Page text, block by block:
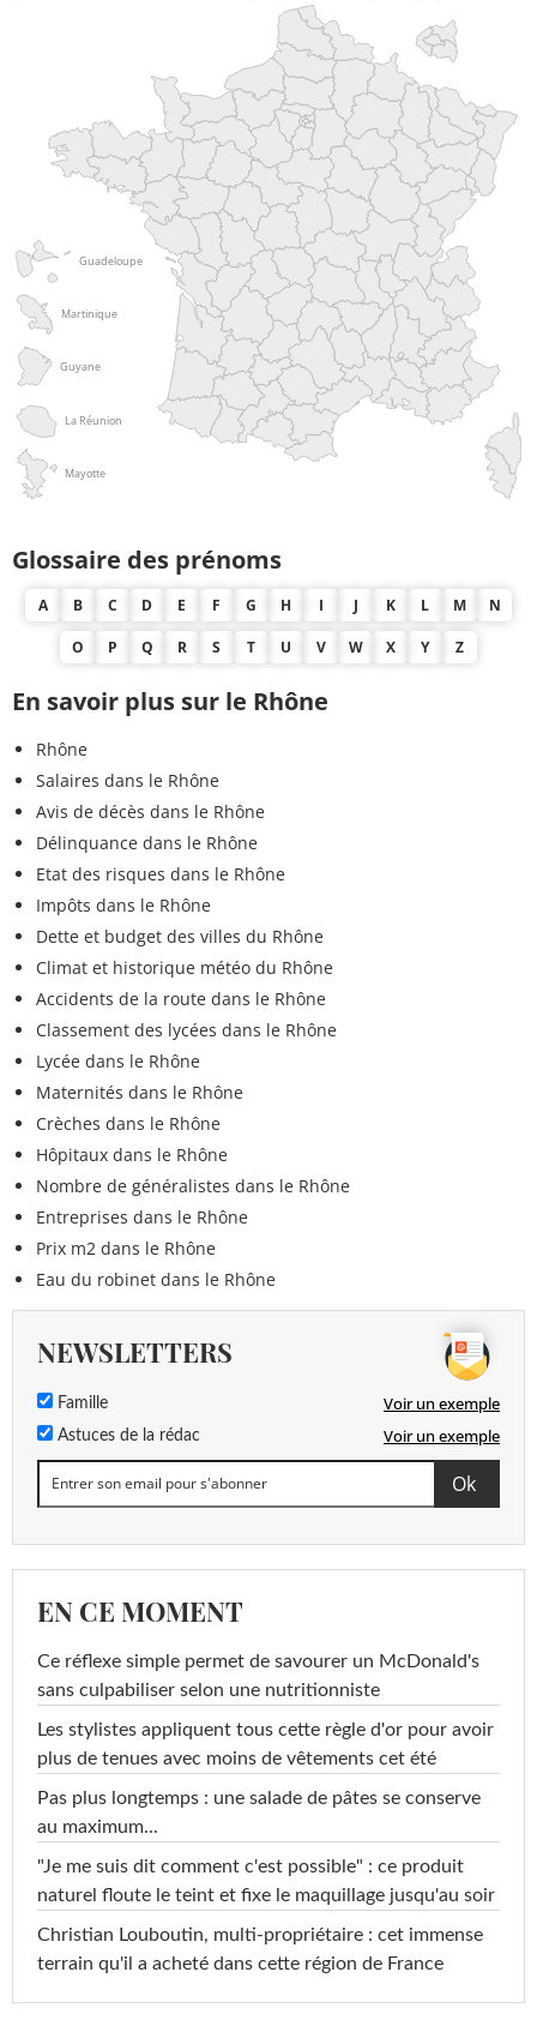
Guadeloupe
Martinique
Guyane
La Réunion
Mayotte
Glossaire des prénoms
A B C D E F G H I J K L M N
O P Q R S T U V W X Y Z
En savoir plus sur le Rhône
Rhône
Salaires dans le Rhône
Avis de décès dans le Rhône
Délinquance dans le Rhône
Etat des risques dans le Rhône
Impôts dans le Rhône
Dette et budget des villes du Rhône
Climat et historique météo du Rhône
Accidents de la route dans le Rhône
Classement des lycées dans le Rhône
Lycée dans le Rhône
Maternités dans le Rhône
Crèches dans le Rhône
Hôpitaux dans le Rhône
Nombre de généralistes dans le Rhône
Entreprises dans le Rhône
Prix m2 dans le Rhône
Eau du robinet dans le Rhône
NEWSLETTERS
Famille Voir un exemple
Astuces de la rédac Voir un exemple
EN CE MOMENT
Ce réflexe simple permet de savourer un McDonald's
sans culpabiliser selon une nutritionniste
Les stylistes appliquent tous cette règle d'or pour avoir
plus de tenues avec moins de vêtements cet été
Pas plus longtemps : une salade de pâtes se conserve
au maximum...
"Je me suis dit comment c'est possible" : ce produit
naturel floute le teint et fixe le maquillage jusqu'au soir
Christian Louboutin, multi-propriétaire : cet immense
terrain qu'il a acheté dans cette région de France